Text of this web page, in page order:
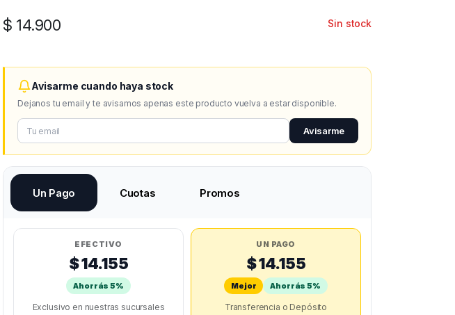
$ 14.900 Sin stock
Avisarme cuando haya stock
Dejanos tu email y te avisamos apenas este producto vuelva a estar disponible.
Avisarme
Un Pago Cuotas Promos
EFECTIVO
$ 14.155
Ahorrás 5%
Exclusivo en nuestras sucursales
UN PAGO
$ 14.155
Mejor Ahorrás 5%
Transferencia o Depósito